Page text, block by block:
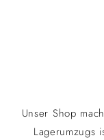
Unser Shop
Lagerumzugs